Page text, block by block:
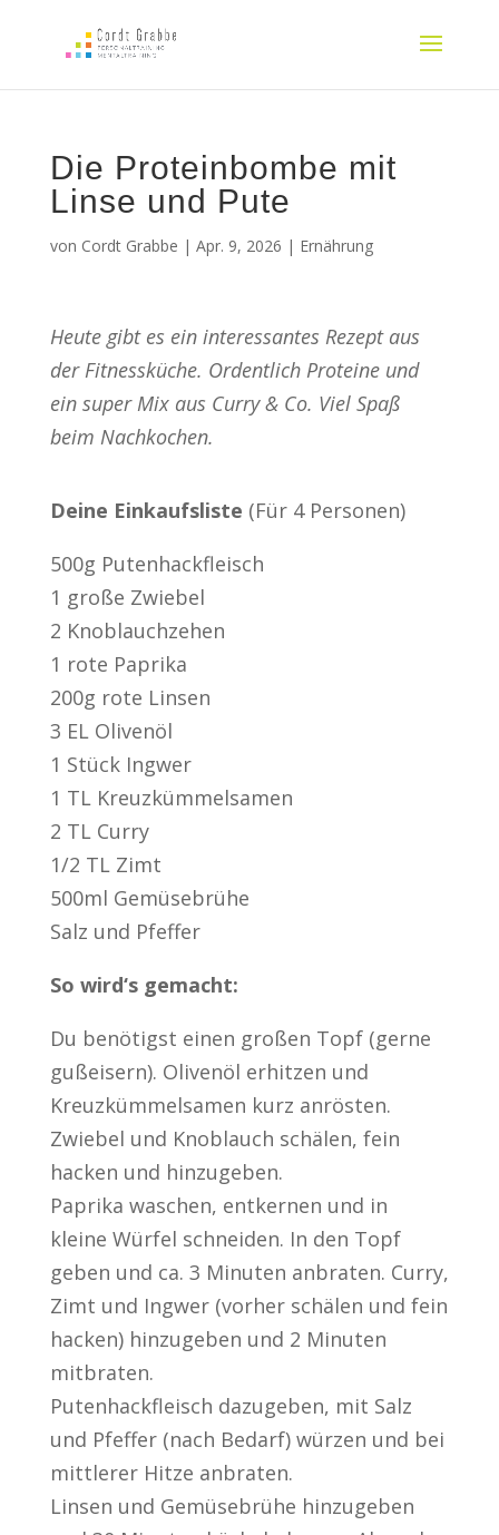
Die Proteinbombe mit
Linse und Pute
von Cordt Grabbe | Apr. 9, 2026 | Ernährung
Heute gibt es ein interessantes Rezept aus
der Fitnessküche. Ordentlich Proteine und
ein super Mix aus Curry & Co. Viel Spaß
beim Nachkochen.
Deine Einkaufsliste (Für 4 Personen)
500g Putenhackfleisch
1 große Zwiebel
2 Knoblauchzehen
1 rote Paprika
200g rote Linsen
3 EL Olivenöl
1 Stück Ingwer
1 TL Kreuzkümmelsamen
2 TL Curry
1/2 TL Zimt
500ml Gemüsebrühe
Salz und Pfeffer
So wird‘s gemacht:
Du benötigst einen großen Topf (gerne
gußeisern). Olivenöl erhitzen und
Kreuzkümmelsamen kurz anrösten.
Zwiebel und Knoblauch schälen, fein
hacken und hinzugeben.
Paprika waschen, entkernen und in
kleine Würfel schneiden. In den Topf
geben und ca. 3 Minuten anbraten. Curry,
Zimt und Ingwer (vorher schälen und fein
hacken) hinzugeben und 2 Minuten
mitbraten.
Putenhackfleisch dazugeben, mit Salz
und Pfeffer (nach Bedarf) würzen und bei
mittlerer Hitze anbraten.
Linsen und Gemüsebrühe hinzugeben